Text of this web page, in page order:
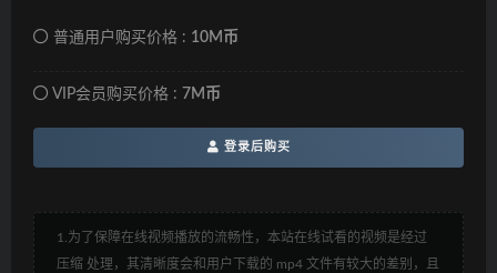
普通用户购买价格 : 10M币
VIP会员购买价格 : 7M币
登录后购买
1.为了保障在线视频播放的流畅性，本站在线试看的视频是经过
压缩 处理，其清晰度会和用户下载的 mp4 文件有较大的差别，且